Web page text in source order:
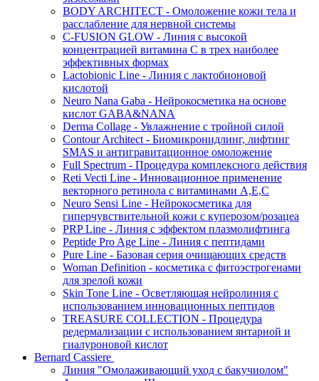
BODY ARCHITECT - Омоложение кожи тела и
расслабление для нервной системы
C-FUSION GLOW - Линия с высокой
концентрацией витамина C в трех наиболее
эффективных формах
Lactobionic Line - Линия с лактобионовой
кислотой
Neuro Nana Gaba - Нейрокосметика на основе
кислот GABA&NANA
Derma Collage - Увлажнение с тройной силой
Contour Architect - Биомикронидлинг, лифтинг
SMAS и антигравитационное омоложение
Full Spectrum - Процедура комплексного действия
Reti Vecti Line - Инновационное применение
векторного ретинола с витаминами A,Е,С
Neuro Sensi Line - Нейрокосметика для
гиперчувствительной кожи с куперозом/розацеа
PRP Line - Линия с эффектом плазмолифтинга
Peptide Pro Age Line - Линия с пептидами
Pure Line - Базовая серия очищающих средств
Woman Definition - косметика с фитоэстрогенами
для зрелой кожи
Skin Tone Line - Осветляющая нейролиния с
использованием инновационных пептидов
TREASURE COLLECTION - Процедура
редермализации с использованием янтарной и
гиалуроновой кислот
Bernard Cassiere
Линия "Омолаживающий уход с бакучиолом"